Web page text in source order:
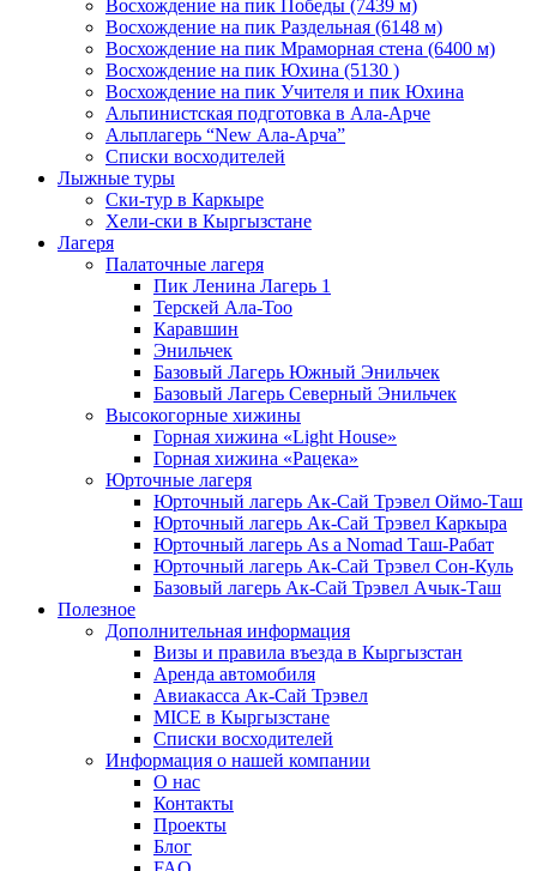
Восхождение на пик Победы (7439 м)
Восхождение на пик Раздельная (6148 м)
Восхождение на пик Мраморная стена (6400 м)
Восхождение на пик Юхина (5130 )
Восхождение на пик Учителя и пик Юхина
Альпинистская подготовка в Ала-Арче
Альплагерь “New Ала-Арча”
Списки восходителей
Лыжные туры
Ски-тур в Каркыре
Хели-ски в Кыргызстане
Лагеря
Палаточные лагеря
Пик Ленина Лагерь 1
Терскей Ала-Тоо
Каравшин
Энильчек
Базовый Лагерь Южный Энильчек
Базовый Лагерь Северный Энильчек
Высокогорные хижины
Горная хижина «Light House»
Горная хижина «Рацека»
Юрточные лагеря
Юрточный лагерь Ак-Сай Трэвел Оймо-Таш
Юрточный лагерь Ак-Сай Трэвел Каркыра
Юрточный лагерь As a Nomad Таш-Рабат
Юрточный лагерь Ак-Сай Трэвел Сон-Куль
Базовый лагерь Ак-Сай Трэвел Ачык-Таш
Полезное
Дополнительная информация
Визы и правила въезда в Кыргызстан
Аренда автомобиля
Авиакасса Ак-Сай Трэвел
MICE в Кыргызстане
Списки восходителей
Информация о нашей компании
О нас
Контакты
Проекты
Блог